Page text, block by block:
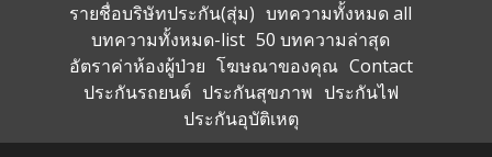
รายชื่อบริษัทประกัน(สุ่ม) บทความทั้งหมด all
บทความทั้งหมด-list 50 บทความล่าสุด
อัตราค่าห้องผู้ป่วย โฆษณาของคุณ Contact
ประกันรถยนต์ ประกันสุขภาพ ประกันไฟ
ประกันอุบัติเหตุ